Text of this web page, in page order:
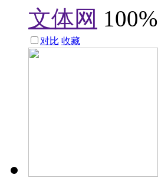
文体网 100%
对比 收藏